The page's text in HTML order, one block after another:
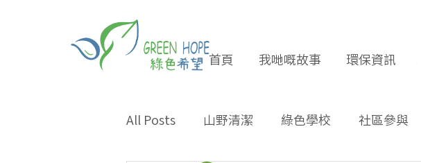
首頁 我哋嘅故事 環保資訊
All Posts 山野清潔 綠色學校 社區參與